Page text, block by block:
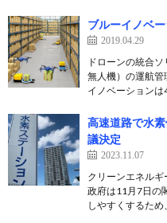
ブルーイノベ
2019.04.29
ドローンの統合
無人機）の運航
イノベーション
高速道路で水
議決定
2023.11.07
クリーンエネル
政府は11月7日の
しやすくするた